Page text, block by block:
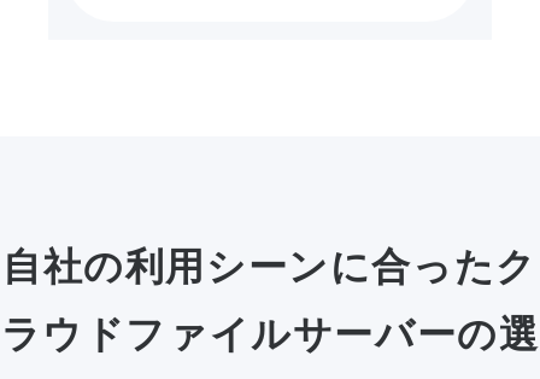
自社の利用シーンに合ったク
ラウドファイルサーバーの選